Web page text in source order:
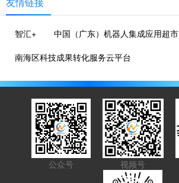
智汇+
中国（广东）机器人集成应用超市
南海区科技成果转化服务云平台
公众号 视频号